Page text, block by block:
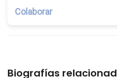
Colaborar
Biografías